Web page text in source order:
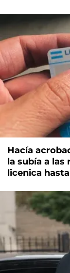
Hacía
la subía a las
licenica